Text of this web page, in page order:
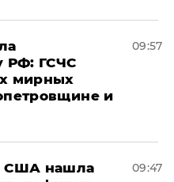
РФ: ГСЧС
мирных
и
09:57
США нашла
09:47